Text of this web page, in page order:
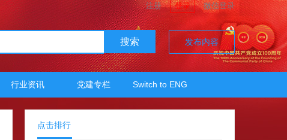
注册 登录 微信登录
搜索 发布内容
行业资讯 党建专栏 Switch to ENG
点击排行